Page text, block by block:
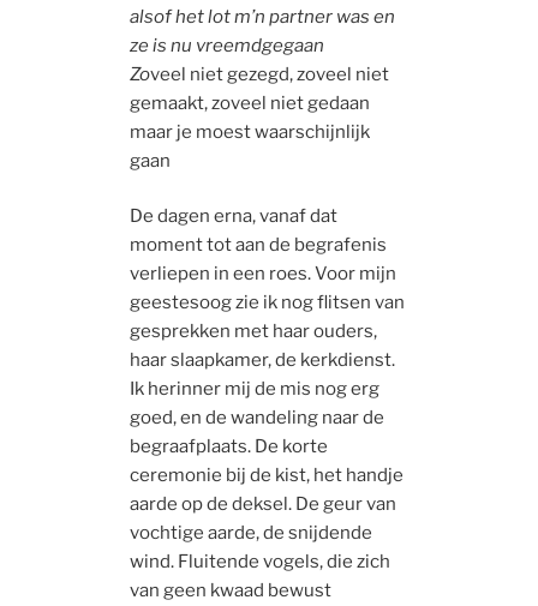
alsof het lot m’n partner was en
ze is nu vreemdgegaan
Zoveel niet gezegd, zoveel niet
gemaakt, zoveel niet gedaan
maar je moest waarschijnlijk
gaan
De dagen erna, vanaf dat
moment tot aan de begrafenis
verliepen in een roes. Voor mijn
geestesoog zie ik nog flitsen van
gesprekken met haar ouders,
haar slaapkamer, de kerkdienst.
Ik herinner mij de mis nog erg
goed, en de wandeling naar de
begraafplaats. De korte
ceremonie bij de kist, het handje
aarde op de deksel. De geur van
vochtige aarde, de snijdende
wind. Fluitende vogels, die zich
van geen kwaad bewust